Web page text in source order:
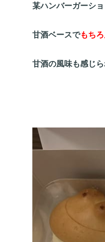
某ハンバーガーシ
甘酒ベースでもち
甘酒の風味も感じ